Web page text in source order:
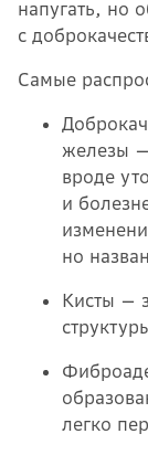
напугать, но
с
Самые
железы
вроде
и
но
Кисты —
легко